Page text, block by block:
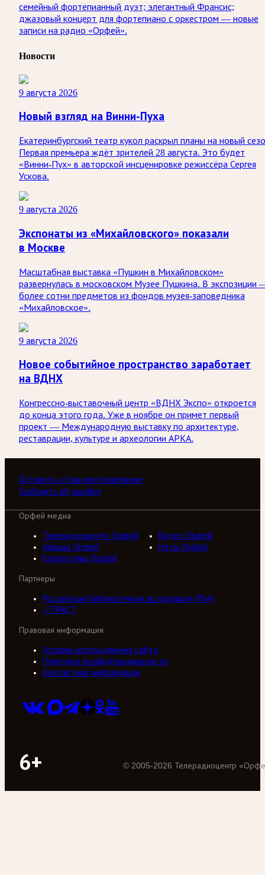
семейный фортепианный дуэт; элегантный Франсис;
джазовый концерт для фортепиано с оркестром — новые
записи на радио «Орфей».
Новости
9 августа 2026
Новый взгляд на Винни-Пуха
Екатеринбургский театр кукол раскрыл планы на новый
Первая премьера ждёт зрителей 28 августа. Это будет
«Винни-Пух» в авторской инсценировке режиссёра Сергея
Ускова.
9 августа 2026
Экспонаты из «Михайловского» показали
в Москве
Масштабная выставка «Пушкин в Михайловском»
развернулась в московском Музее Пушкина. В экспозиции
более сотни предметов из фондов музея-заповедника
«Михайловское».
9 августа 2026
Новое событийное пространство заработает
на ВДНХ
Конгрессно-выставочный центр «ВДНХ Экспо» откроется
до конца этого года. Уже в ноябре он примет первый
проект — Международную выставку по архитектуре,
реставрации, культуре и археологии АРКА.
Оставить отзыв или пожелание
Сообщить об ошибке
Орфей медиа
Телерадиоцентр Орфей
Видео Орфей
Афиша Орфей
Ноты Орфей
Коллективы Орфей
Партнеры
Российская библиотечная ассоциация (РБА)
///ТРАКТ
Правовая информация
Условия использования сайта
Политика конфиденциальности
Контактная информация
6+ © 2005-2026 Телерадиоцентр